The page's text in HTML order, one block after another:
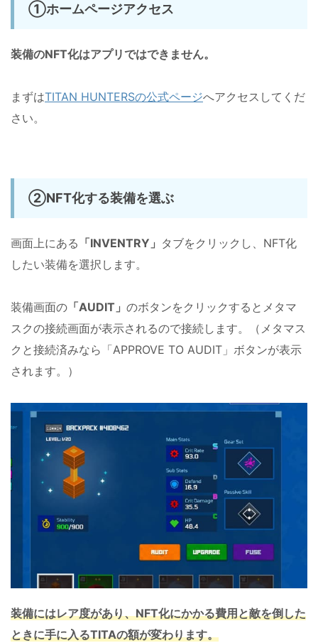
①ホームページアクセス
装備のNFT化はアプリではできません。
まずはTITAN HUNTERSの公式ページへアクセスしてくだ
さい。
②NFT化する装備を選ぶ
画面上にある 「INVENTRY」 タブをクリックし、NFT化
したい装備を選択します。
装備画面の 「AUDIT」 のボタンをクリックするとメタマ
スクの接続画面が表示されるので接続します。（メタマス
クと接続済みなら「APPROVE TO AUDIT」ボタンが表示
されます。）
装備にはレア度があり、NFT化にかかる費用と敵を倒した
ときに手に入るTITAの額が変わります。